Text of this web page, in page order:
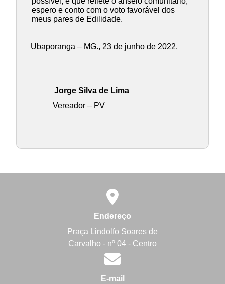
espero e conto com o voto favorável dos
meus pares de Edilidade.
Ubaporanga – MG., 23 de junho de 2022.
Jorge Silva de Lima
Vereador – PV
Endereço
Praça Lindolfo Soares de
Carvalho - nº 04 - Centro
E-mail